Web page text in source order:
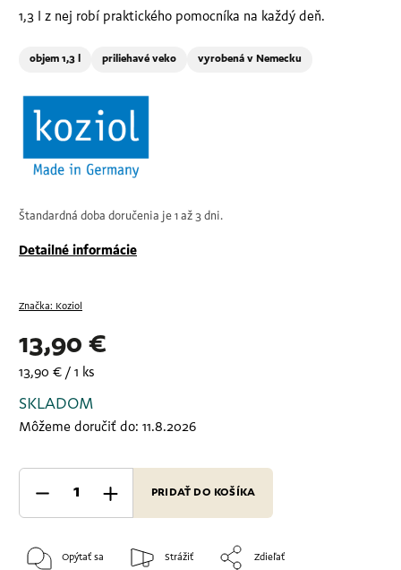
1,3 l z nej robí praktického pomocníka na každý deň.
objem 1,3 l priliehavé veko vyrobená v Nemecku
Štandardná doba doručenia je 1 až 3 dni.
Detailné informácie
Značka: Koziol
13,90 €
13,90 € / 1 ks
SKLADOM
Môžeme doručiť do: 11.8.2026
PRIDAŤ DO KOŠÍKA
Opýtať sa Strážiť Zdieľať